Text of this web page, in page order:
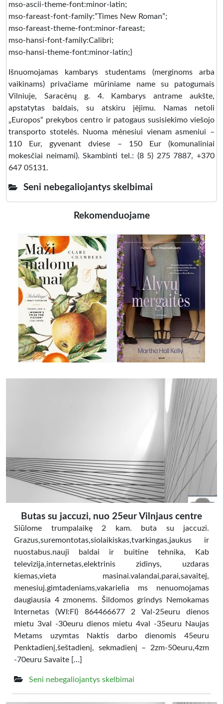
mso-ascii-theme-font:minor-latin;
mso-fareast-font-family:”Times New Roman”;
mso-fareast-theme-font:minor-fareast;
mso-hansi-font-family:Calibri;
mso-hansi-theme-font:minor-latin;}
Išnuomojamas kambarys studentams (merginoms arba
vaikinams) privačiame mūriniame name su patogumais
Vilniuje, Saracėnų g. 4. Kambarys antrame aukšte,
apstatytas baldais, su atskiru įėjimu. Namas netoli
„Europos“ prekybos centro ir patogaus susisiekimo viešojo
transporto stotelės. Nuoma mėnesiui vienam asmeniui –
110 Eur, gyvenant dviese – 150 Eur (komunaliniai
mokesčiai neimami). Skambinti tel.: (8 5) 275 7887, +370
647 05131.
Seni nebegaliojantys skelbimai
Rekomenduojame
Butas su jaccuzi, nuo 25eur Vilnjaus centre
Siūlome trumpalaikę 2 kam. buta su jaccuzi.
Grazus,suremontotas,siolaikiskas,tvarkingas,jaukus ir
nuostabus.nauji baldai ir buitine tehnika, Kab
televizija,internetas,elektrinis zidinys, uzdaras
kiemas,vieta masinai.valandai,parai,savaitej,
menesiuj.gimtadeniams,vakarielia ms nenuomojamas
daugiausia 4 zmonems. Šildomos grindys Nemokamas
Internetas (WI:FI) 864466677 2 Val-25euru dienos
mietu 3val -30euru dienos mietu 4val -35euru Naujas
Metams uzymtas Naktis darbo dienomis 45euru
Penktadienį,šeštadienį, sekmadienį – 2zm-50euru,4zm
-70euru Savaite […]
Seni nebegaliojantys skelbimai